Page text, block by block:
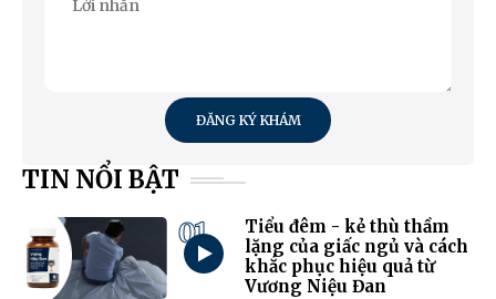
ĐĂNG KÝ KHÁM
TIN NỔI BẬT
01
Tiểu đêm - kẻ thù thầm
lặng của giấc ngủ và cách
khắc phục hiệu quả từ
Vương Niệu Đan